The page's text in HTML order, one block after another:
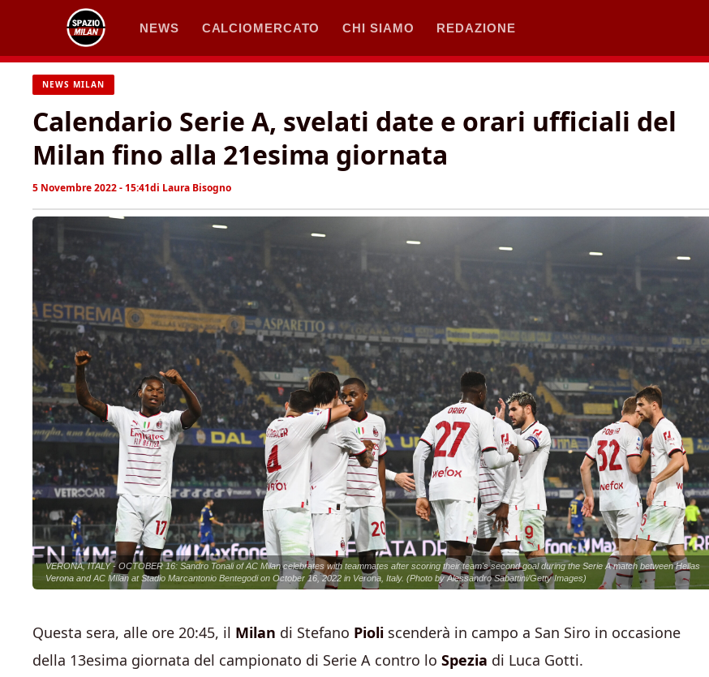
contenuto
NEWS CALCIOMERCATO CHI SIAMO REDAZIONE
NEWS MILAN
Calendario Serie A, svelati date e orari ufficiali del
Milan fino alla 21esima giornata
5 Novembre 2022 - 15:41di Laura Bisogno
VERONA, ITALY - OCTOBER 16: Sandro Tonali of AC Milan celebrates with teammates after scoring their team's second goal during the Serie A match between Hellas
Verona and AC MIlan at Stadio Marcantonio Bentegodi on October 16, 2022 in Verona, Italy. (Photo by Alessandro Sabattini/Getty Images)
Questa sera, alle ore 20:45, il Milan di Stefano Pioli scenderà in campo a San Siro in occasione
della 13esima giornata del campionato di Serie A contro lo Spezia di Luca Gotti.